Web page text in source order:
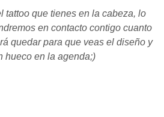
tattoo que tienes en la cabeza, lo
en contacto contigo cuanto
quedar para que veas el diseño y
hueco en la agenda;)